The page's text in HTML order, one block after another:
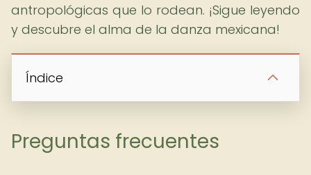
antropológicas que lo rodean. ¡Sigue leyendo
y descubre el alma de la danza mexicana!
Índice
Preguntas frecuentes